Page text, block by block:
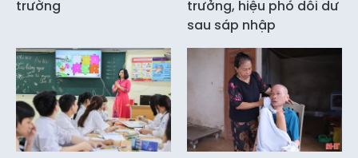
trường
trưởng, hiệu phó dôi dư
sau sáp nhập